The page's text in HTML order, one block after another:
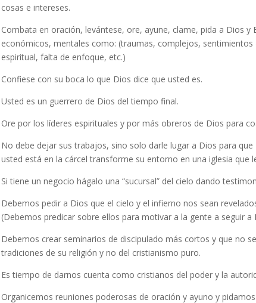
cosas e intereses.
Combata en oración, levántese, ore, ayune, clame, pida a Dios
económicos, mentales como: (traumas, complejos,
espiritual, falta de enfoque, etc.)
Confiese con su boca lo que Dios dice que usted es.
Usted es un guerrero de Dios del tiempo final.
Ore por los líderes espirituales y por más obreros de Dios para
No debe dejar sus trabajos, sino solo darle lugar a Dios para
usted está en la cárcel transforme su entorno en una iglesia que
Si tiene un negocio hágalo una “sucursal” del cielo dando
Debemos pedir a Dios que el cielo y el infierno nos sean
(Debemos predicar sobre ellos para motivar a la gente a seguir a
Debemos crear seminarios de discipulado más cortos y que no
tradiciones de su religión y no del cristianismo puro.
Es tiempo de darnos cuenta como cristianos del poder y la
Organicemos reuniones poderosas de oración y ayuno y